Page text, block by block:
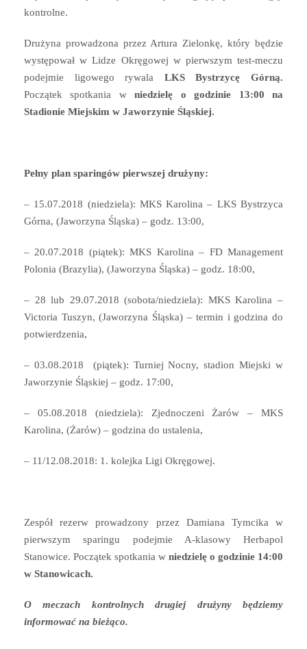
kontrolne.
Drużyna prowadzona przez Artura Zielonkę, który będzie
występował w Lidze Okręgowej w pierwszym test-meczu
podejmie ligowego rywala LKS Bystrzycę Górną.
Początek spotkania wniedzielę o godzinie 13:00 na
Stadionie Miejskim w Jaworzynie Śląskiej.
Pełny plan sparingów pierwszej drużyny:
– 15.07.2018 (niedziela): MKS Karolina – LKS Bystrzyca
Górna, (Jaworzyna Śląska) – godz. 13:00,
– 20.07.2018 (piątek): MKS Karolina – FD Management
Polonia (Brazylia), (Jaworzyna Śląska) – godz. 18:00,
– 28 lub 29.07.2018 (sobota/niedziela): MKS Karolina –
Victoria Tuszyn, (Jaworzyna Śląska) – termin i godzina do
potwierdzenia,
– 03.08.2018 (piątek): Turniej Nocny, stadion Miejski w
Jaworzynie Śląskiej – godz. 17:00,
– 05.08.2018 (niedziela): Zjednoczeni Żarów – MKS
Karolina, (Żarów) – godzina do ustalenia,
– 11/12.08.2018: 1. kolejka Ligi Okręgowej.
Zespół rezerw prowadzony przez Damiana Tymcika w
pierwszym sparingu podejmie A-klasowy Herbapol
Stanowice. Początek spotkania w niedzielę o godzinie 14:00
w Stanowicach.
O meczach kontrolnych drugiej drużyny będziemy
informować na bieżąco.